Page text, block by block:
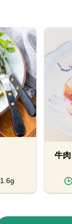
1.6g
牛